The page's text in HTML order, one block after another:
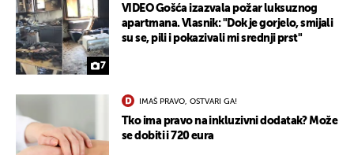
7
VIDEO Gošća izazvala požar luksuznog
apartmana. Vlasnik: "Dok je gorjelo, smijali
su se, pili i pokazivali mi srednji prst"
IMAŠ PRAVO, OSTVARI GA!
Tko ima pravo na inkluzivni dodatak? Može
se dobiti i 720 eura